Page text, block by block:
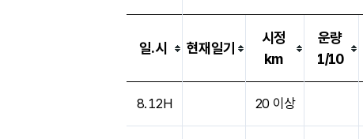
일.시 현재일기
시정
km
운량
1/10
8.12H 20 이상